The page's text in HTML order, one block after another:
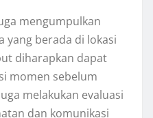
mengumpulkan
yang berada di lokasi
diharapkan dapat
momen sebelum
melakukan evaluasi
dan komunikasi